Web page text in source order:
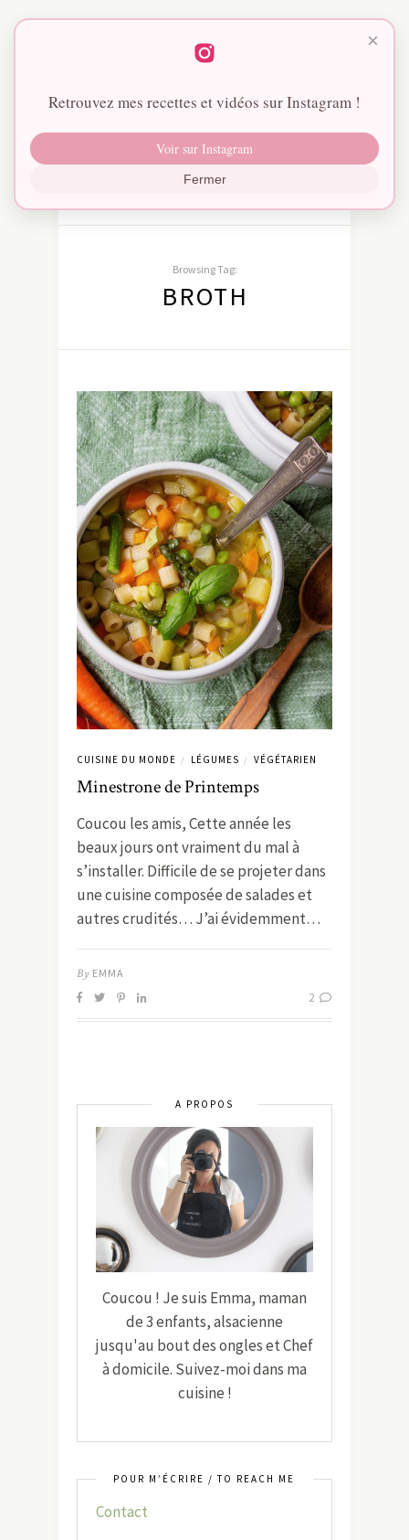
Browsing Tag:
BROTH
CUISINE DU MONDE / LÉGUMES / VÉGÉTARIEN
Minestrone de Printemps
Coucou les amis, Cette année les
beaux jours ont vraiment du mal à
s’installer. Difficile de se projeter dans
une cuisine composée de salades et
autres crudités… J’ai évidemment…
By EMMA
2
A PROPOS
Coucou ! Je suis Emma, maman
de 3 enfants, alsacienne
jusqu'au bout des ongles et Chef
à domicile. Suivez-moi dans ma
cuisine !
POUR M’ÉCRIRE / TO REACH ME
Contact
×
Retrouvez mes recettes et vidéos sur Instagram !
Voir sur Instagram
Fermer